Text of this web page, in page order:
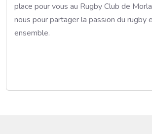
place pour vous au Rugby Club de
nous pour partager la passion du rugby
ensemble.